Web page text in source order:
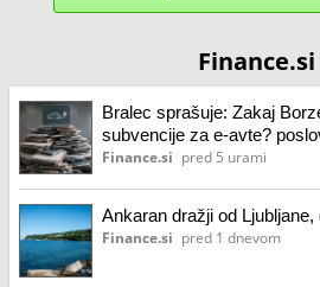
Finance.si
Bralec sprašuje: Zakaj
subvencije za e-avte?
Finance.si pred 5 urami
Ankaran dražji od
Finance.si pred 1 dnevom